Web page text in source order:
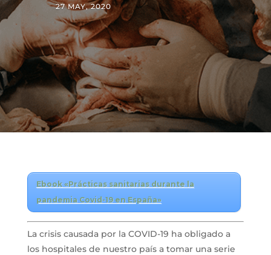
27 MAY, 2020
Ebook «Prácticas sanitarias durante la
pandemia Covid-19 en España»
La crisis causada por la COVID-19 ha obligado a
los hospitales de nuestro país a tomar una serie